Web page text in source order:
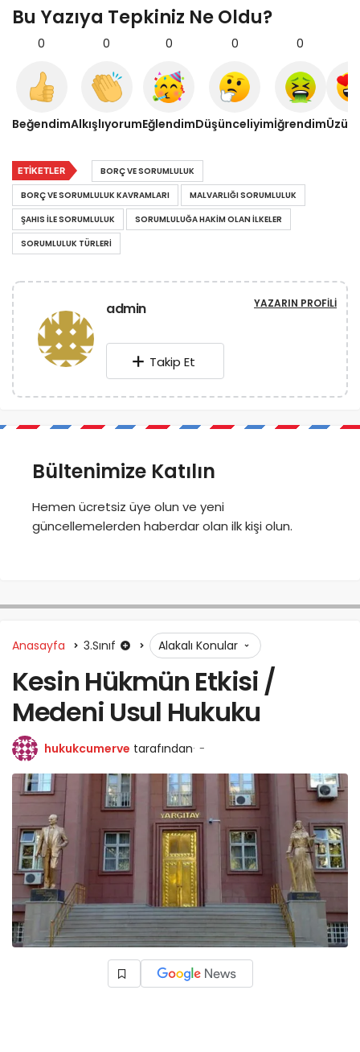
Bu Yazıya Tepkiniz Ne Oldu?
0
Beğendim
0
Alkışlıyorum
0
Eğlendim
0
Düşünceliyim
0
İğrendim
ETIKETLER
BORÇ VE SORUMLULUK
BORÇ VE SORUMLULUK KAVRAMLARI
MALVARLIĞI SORUMLULUK
ŞAHIS ILE SORUMLULUK
SORUMLULUĞA HAKIM OLAN ILKELER
SORUMLULUK TÜRLERI
admin YAZARIN PROFILI
Takip Et
Bültenimize Katılın
Hemen ücretsiz üye olun ve yeni
güncellemelerden haberdar olan ilk kişi olun.
Anasayfa 3.Sınıf Alakalı Konular
Kesin Hükmün Etkisi /
Medeni Usul Hukuku
hukukcumerve tarafından -